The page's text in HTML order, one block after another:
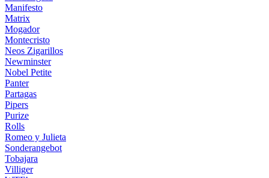
Manifesto
Matrix
Mogador
Montecristo
Neos Zigarillos
Newminster
Nobel Petite
Panter
Partagas
Pipers
Purize
Rolls
Romeo y Julieta
Sonderangebot
Tobajara
Villiger